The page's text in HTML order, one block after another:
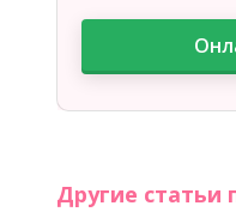
Другие статьи